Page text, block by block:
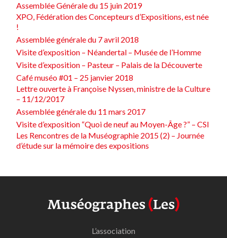
Assemblée Générale du 15 juin 2019
XPO, Fédération des Concepteurs d’Expositions, est née
!
Assemblée générale du 7 avril 2018
Visite d’exposition – Néandertal – Musée de l’Homme
Visite d’exposition – Pasteur – Palais de la Découverte
Café muséo #01 – 25 janvier 2018
Lettre ouverte à Françoise Nyssen, ministre de la Culture
– 11/12/2017
Assemblée générale du 11 mars 2017
Visite d’exposition “Quoi de neuf au Moyen-Âge ?” – CSI
Les Rencontres de la Muséographie 2015 (2) – Journée
d’étude sur la mémoire des expositions
L’association